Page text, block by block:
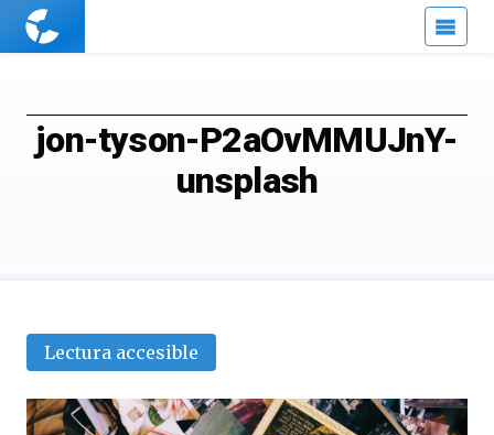
Cuaderno
jon-tyson-P2aOvMMUJnY-
unsplash
Lectura accesible